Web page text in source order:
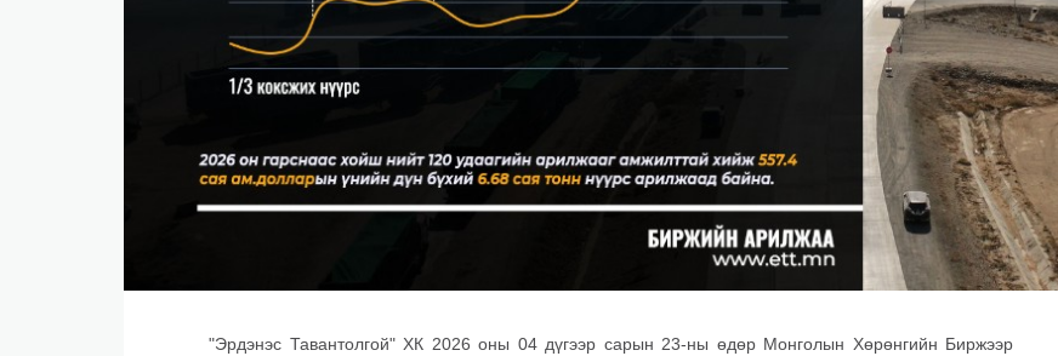
"Эрдэнэс Тавантолгой" ХК 2026 оны 04 дүгээр сарын 23-ны өдөр Монголын Хөрөнгийн Биржээр